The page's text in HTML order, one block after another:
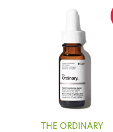
THE ORDINARY